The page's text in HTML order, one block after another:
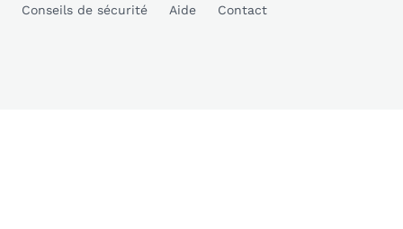
Conseils de sécurité
Aide Contact